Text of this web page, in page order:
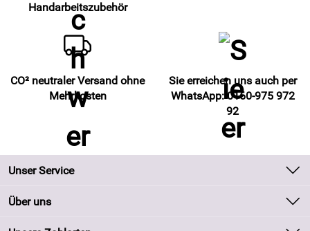
Handarbeitszubehör
CO² neutraler Versand ohne
Mehrkosten
Sie erreichen uns auch per
WhatsApp: 0160-975 972
92
Unser Service
Kontakt
Über uns
Unsere Bestseller